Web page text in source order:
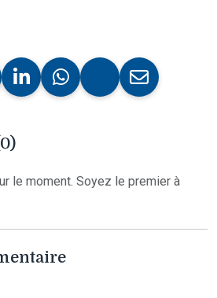
le moment. Soyez le premier à